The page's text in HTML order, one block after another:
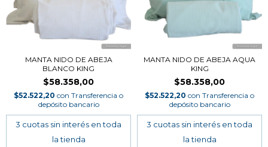
MANTA NIDO DE ABEJA
BLANCO KING
$58.358,00
$52.522,20 con Transferencia o
depósito bancario
MANTA NIDO DE ABEJA AQUA
KING
$58.358,00
$52.522,20 con Transferencia o
depósito bancario